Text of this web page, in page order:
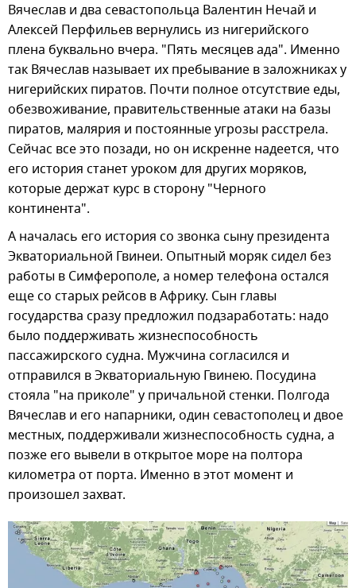
Вячеслав и два севастопольца Валентин Нечай и
Алексей Перфильев вернулись из нигерийского
плена буквально вчера. "Пять месяцев ада". Именно
так Вячеслав называет их пребывание в заложниках у
нигерийских пиратов. Почти полное отсутствие еды,
обезвоживание, правительственные атаки на базы
пиратов, малярия и постоянные угрозы расстрела.
Сейчас все это позади, но он искренне надеется, что
его история станет уроком для других моряков,
которые держат курс в сторону "Черного
континента".
А началась его история со звонка сыну президента
Экваториальной Гвинеи. Опытный моряк сидел без
работы в Симферополе, а номер телефона остался
еще со старых рейсов в Африку. Сын главы
государства сразу предложил подзаработать: надо
было поддерживать жизнеспособность
пассажирского судна. Мужчина согласился и
отправился в Экваториальную Гвинею. Посудина
стояла "на приколе" у причальной стенки. Полгода
Вячеслав и его напарники, один севастополец и двое
местных, поддерживали жизнеспособность судна, а
позже его вывели в открытое море на полтора
километра от порта. Именно в этот момент и
произошел захват.